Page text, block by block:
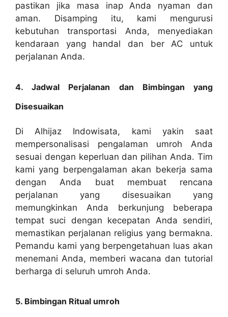
pastikan jika masa inap Anda nyaman dan
aman. Disamping itu, kami mengurusi
kebutuhan transportasi Anda, menyediakan
kendaraan yang handal dan ber AC untuk
perjalanan Anda.
4. Jadwal Perjalanan dan Bimbingan yang
Disesuaikan
Di Alhijaz Indowisata, kami yakin saat
mempersonalisasi pengalaman umroh Anda
sesuai dengan keperluan dan pilihan Anda. Tim
kami yang berpengalaman akan bekerja sama
dengan Anda buat membuat rencana
perjalanan yang disesuaikan yang
memungkinkan Anda berkunjung beberapa
tempat suci dengan kecepatan Anda sendiri,
memastikan perjalanan religius yang bermakna.
Pemandu kami yang berpengetahuan luas akan
menemani Anda, memberi wacana dan tutorial
berharga di seluruh umroh Anda.
5. Bimbingan Ritual umroh